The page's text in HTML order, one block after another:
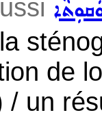
de
/ un